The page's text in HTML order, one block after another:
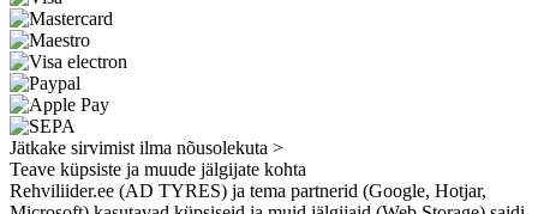
Jätkake sirvimist ilma nõusolekuta >
Teave küpsiste ja muude jälgijate kohta
Rehviliider.ee (AD TYRES) ja tema partnerid (Google, Hotjar,